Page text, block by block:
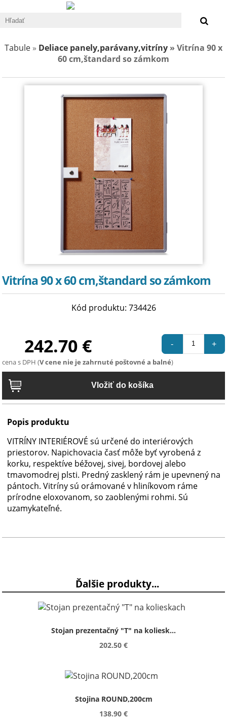
Tabule » Deliace panely,parávany,vitríny » Vitrína 90 x
60 cm,štandard so zámkom
Vitrína 90 x 60 cm,štandard so zámkom
Kód produktu: 734426
242.70 € +
-
cena s DPH (V cene nie je zahrnuté poštovné a balné)
Popis produktu
VITRÍNY INTERIÉROVÉ sú určené do interiérových
priestorov. Napichovacia časť môže byť vyrobená z
korku, respektíve béžovej, sivej, bordovej alebo
tmavomodrej plsti. Predný zasklený rám je upevnený na
pántoch. Vitríny sú orámované v hliníkovom ráme
prírodne eloxovanom, so zaoblenými rohmi. Sú
uzamykateľné.
Ďalšie produkty...
Stojan prezentačný "T" na koliesk...
202.50 €
Stojina ROUND,200cm
138.90 €